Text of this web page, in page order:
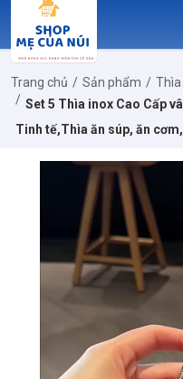
Trang chủ Sản phẩm
Thìa
Set 5 Thìa inox Cao Cấp
Tinh tế,Thìa ăn súp, ăn